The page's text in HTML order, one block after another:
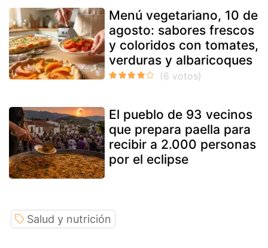
Menú vegetariano, 10 de
agosto: sabores frescos
y coloridos con tomates,
verduras y albaricoques
El pueblo de 93 vecinos
que prepara paella para
recibir a 2.000 personas
por el eclipse
Salud y nutrición